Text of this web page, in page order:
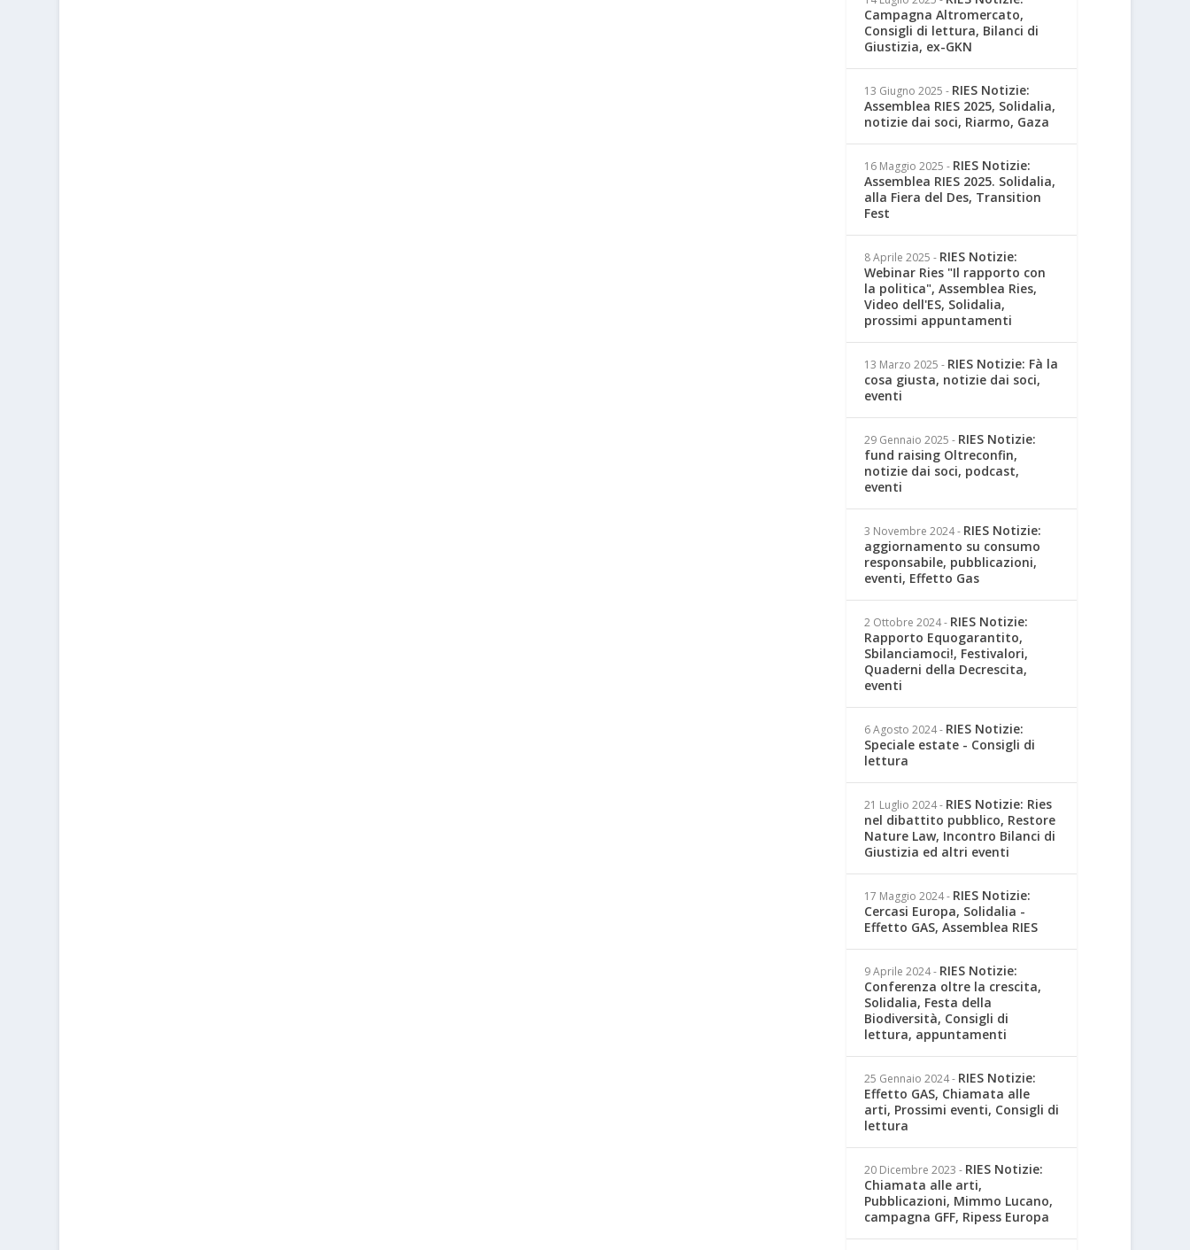
Campagna Altromercato,
Consigli di lettura, Bilanci di
Giustizia, ex-GKN
13 Giugno 2025 - RIES Notizie:
Assemblea RIES 2025, Solidalia,
notizie dai soci, Riarmo, Gaza
16 Maggio 2025 - RIES Notizie:
Assemblea RIES 2025. Solidalia,
alla Fiera del Des, Transition
Fest
8 Aprile 2025 - RIES Notizie:
Webinar Ries "Il rapporto con
la politica", Assemblea Ries,
Video dell'ES, Solidalia,
prossimi appuntamenti
13 Marzo 2025 - RIES Notizie: Fà la
cosa giusta, notizie dai soci,
eventi
29 Gennaio 2025 - RIES Notizie:
fund raising Oltreconfin,
notizie dai soci, podcast,
eventi
3 Novembre 2024- RIES Notizie:
aggiornamento su consumo
responsabile, pubblicazioni,
eventi, Effetto Gas
2 Ottobre 2024- RIES Notizie:
Rapporto Equogarantito,
Sbilanciamoci!, Festivalori,
Quaderni della Decrescita,
eventi
6 Agosto 2024- RIES Notizie:
Speciale estate - Consigli di
lettura
21 Luglio 2024- RIES Notizie: Ries
nel dibattito pubblico, Restore
Nature Law, Incontro Bilanci di
Giustizia ed altri eventi
17 Maggio 2024- RIES Notizie:
Cercasi Europa, Solidalia -
Effetto GAS, Assemblea RIES
9 Aprile 2024- RIES Notizie:
Conferenza oltre la crescita,
Solidalia, Festa della
Biodiversità, Consigli di
lettura, appuntamenti
25 Gennaio 2024- RIES Notizie:
Effetto GAS, Chiamata alle
arti, Prossimi eventi, Consigli di
lettura
20 Dicembre 2023 - RIES Notizie:
Chiamata alle arti,
Pubblicazioni, Mimmo Lucano,
campagna GFF, Ripess Europa